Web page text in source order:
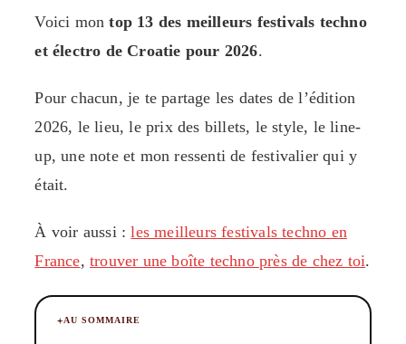
Voici montop 13 des meilleurs festivals techno
et électro de Croatie pour 2026.
Pour chacun, je te partage les dates de l’édition
2026, le lieu, le prix des billets, le style, le line-
up, une note et mon ressenti de festivalier qui y
était.
À voir aussi :les meilleurs festivals techno en
France,trouver une boîte techno près de chez toi.
AU SOMMAIRE